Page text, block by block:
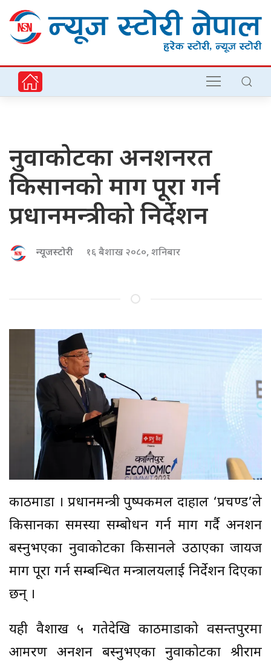
नुवाकोटका अनशनरत
किसानको माग पूरा गर्न
प्रधानमन्त्रीको निर्देशन
न्यूजस्टोरी १६ बैशाख २०८०, शनिबार
काठमाडौं । प्रधानमन्त्री पुष्पकमल दाहाल ‘प्रचण्ड’ले
किसानका समस्या सम्बोधन गर्न माग गर्दै अनशन
बस्नुभएका नुवाकोटका किसानले उठाएका जायज
माग पूरा गर्न सम्बन्धित मन्त्रालयलाई निर्देशन दिएका
छन् ।
यही वैशाख ५ गतेदेखि काठमाडौंको वसन्तपुरमा
आमरण अनशन बस्नुभएका नुवाकोटका श्रीराम